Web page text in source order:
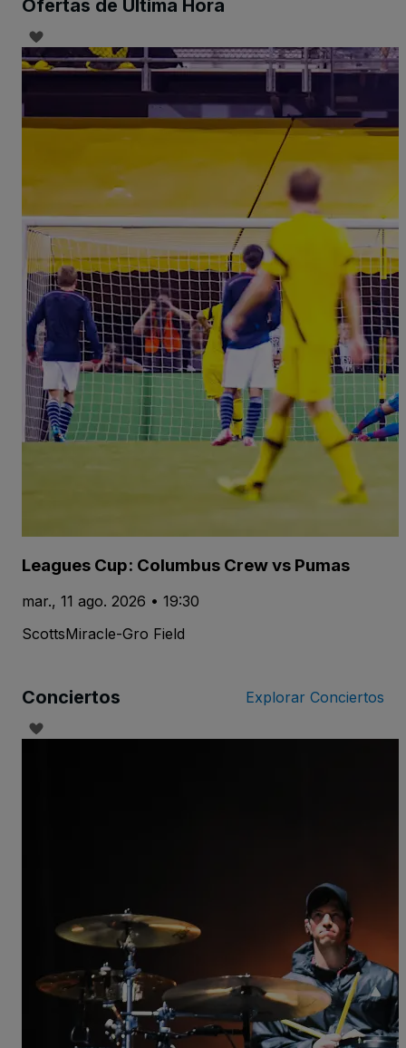
Ofertas de Última Hora
Leagues Cup: Columbus Crew vs Pumas
mar., 11 ago. 2026 • 19:30
ScottsMiracle-Gro Field
Conciertos Explorar Conciertos